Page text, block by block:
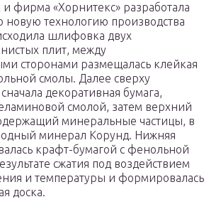
фирма «Хорнитекс» разработала
новую технологию производства
шлифовка двух
плит, между
сторонами размещалась клейкая
смолы. Далее сверху
декоративная бумага,
смолой, затем верхний
минеральные частицы, в
минерал Корунд. Нижняя
крафт-бумагой с фенольной
сжатия под воздействием
и температуры и формировалась
доска.